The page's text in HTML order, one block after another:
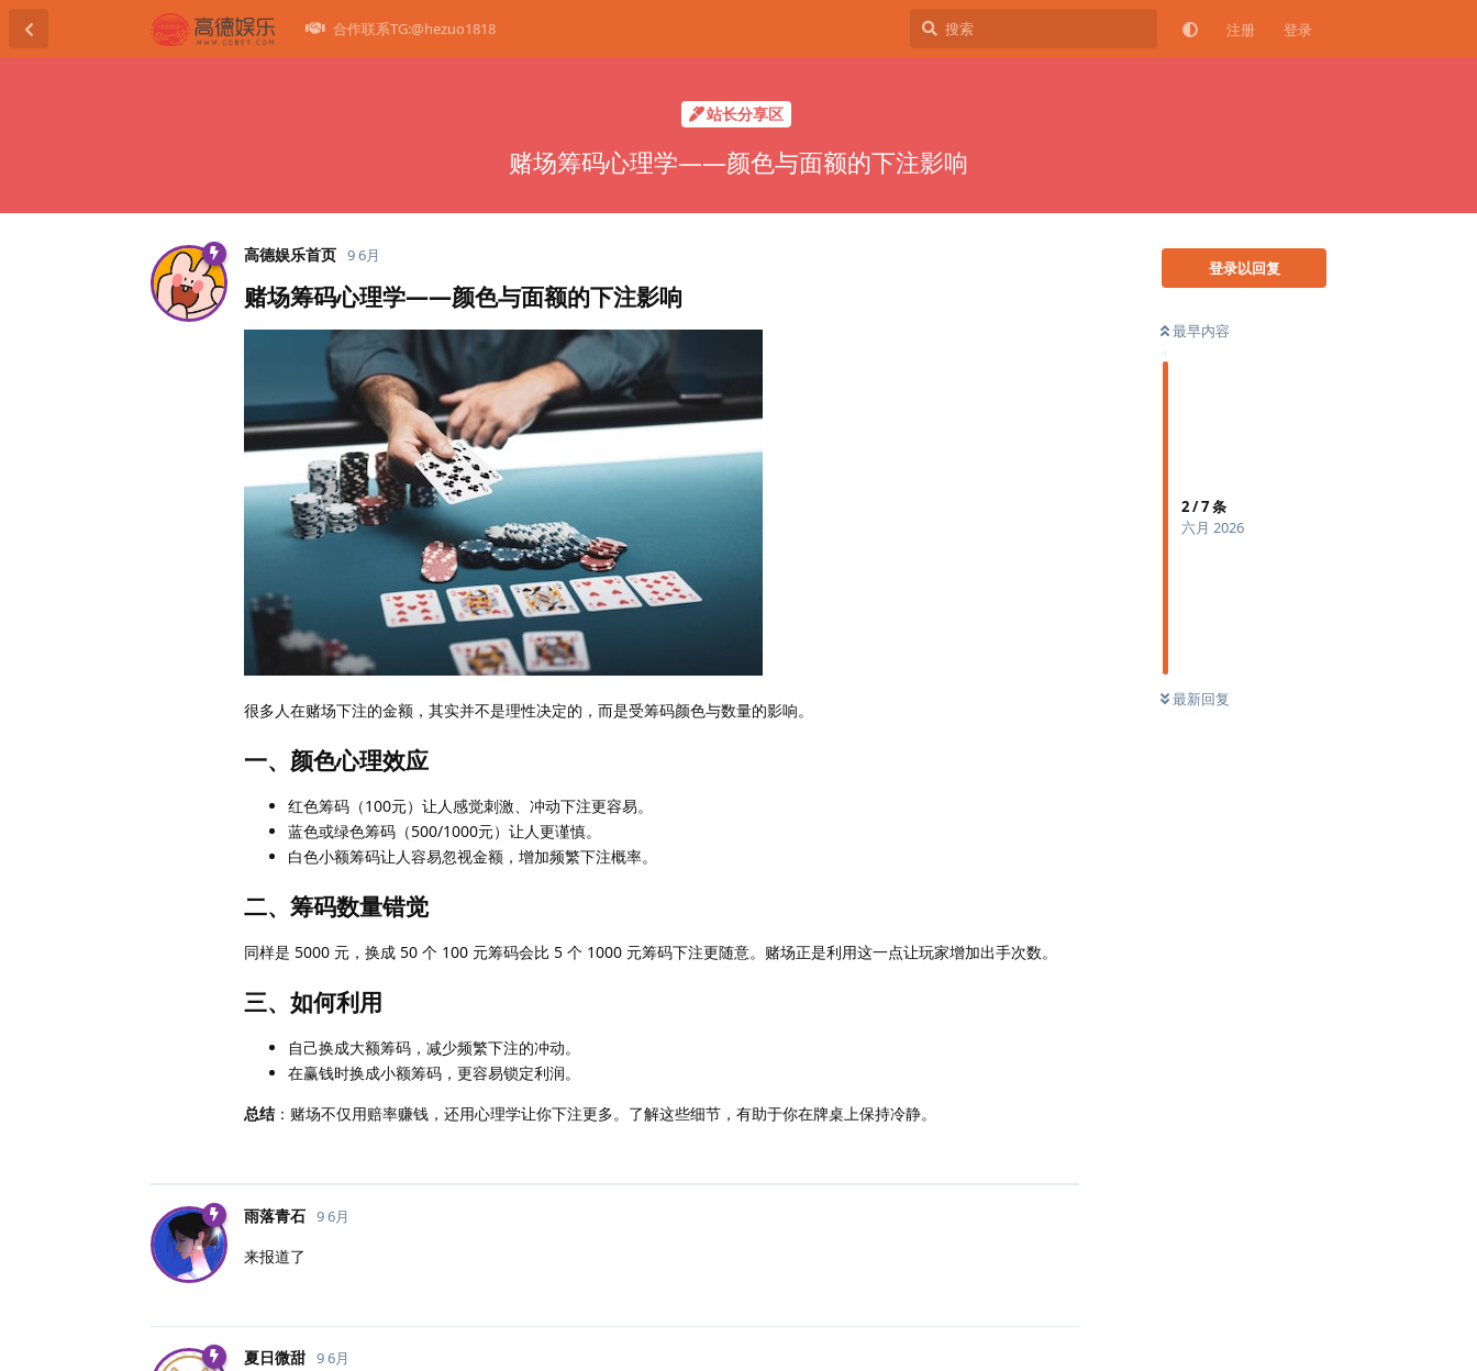
合作联系TG:@hezuo1818 注册 登录
站长分享区
赌场筹码心理学——颜色与面额的下注影响
登录以回复
最早内容
2/7条
六月 2026
最新回复
高德娱乐首页 9 6月
赌场筹码心理学——颜色与面额的下注影响
很多人在赌场下注的金额，其实并不是理性决定的，而是受筹码颜色与数量的影响。
一、颜色心理效应
红色筹码（100元）让人感觉刺激、冲动下注更容易。
蓝色或绿色筹码（500/1000元）让人更谨慎。
白色小额筹码让人容易忽视金额，增加频繁下注概率。
二、筹码数量错觉
同样是 5000 元，换成 50 个 100 元筹码会比 5 个 1000 元筹码下注更随意。赌场正是利用这一点让玩家增加出手次数。
三、如何利用
自己换成大额筹码，减少频繁下注的冲动。
在赢钱时换成小额筹码，更容易锁定利润。
总结 ：赌场不仅用赔率赚钱，还用心理学让你下注更多。了解这些细节，有助于你在牌桌上保持冷静。
雨落青石 9 6月
来报道了
夏日微甜 9 6月